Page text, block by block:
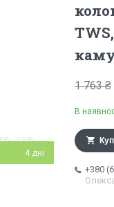
4 дні
1 763 ₴
В
+380